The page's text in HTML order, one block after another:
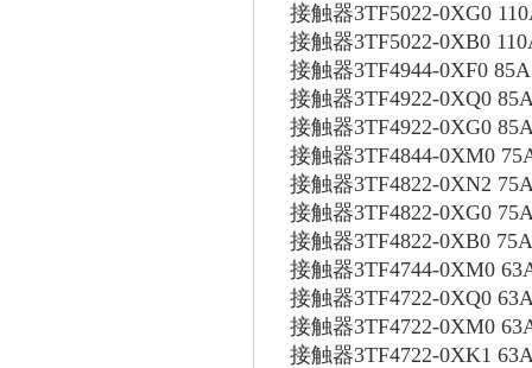
接触器3TF5022-0XG0
接触器3TF5022-0XB0
接触器3TF4944-0XF0
接触器3TF4922-0XQ0
接触器3TF4922-0XG0
接触器3TF4844-0XM0
接触器3TF4822-0XN2
接触器3TF4822-0XG0
接触器3TF4822-0XB0
接触器3TF4744-0XM0
接触器3TF4722-0XQ0
接触器3TF4722-0XM0
接触器3TF4722-0XK1